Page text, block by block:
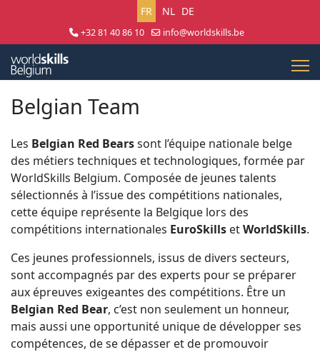
Sélectionnez votre langue
FR NL DE
+32 81 40 86 10
info@worldskills.be
Belgian Team
Les Belgian Red Bearssont l’équipe nationale belge
des métiers techniques et technologiques, formée par
WorldSkills Belgium. Composée de jeunes talents
sélectionnés à l’issue des compétitions nationales,
cette équipe représente la Belgique lors des
compétitions internationales EuroSkills etWorldSkills.
Ces jeunes professionnels, issus de divers secteurs,
sont accompagnés par des experts pour se préparer
aux épreuves exigeantes des compétitions. Être un
Belgian Red Bear, c’est non seulement un honneur,
mais aussi une opportunité unique de développer ses
compétences, de se dépasser et de promouvoir